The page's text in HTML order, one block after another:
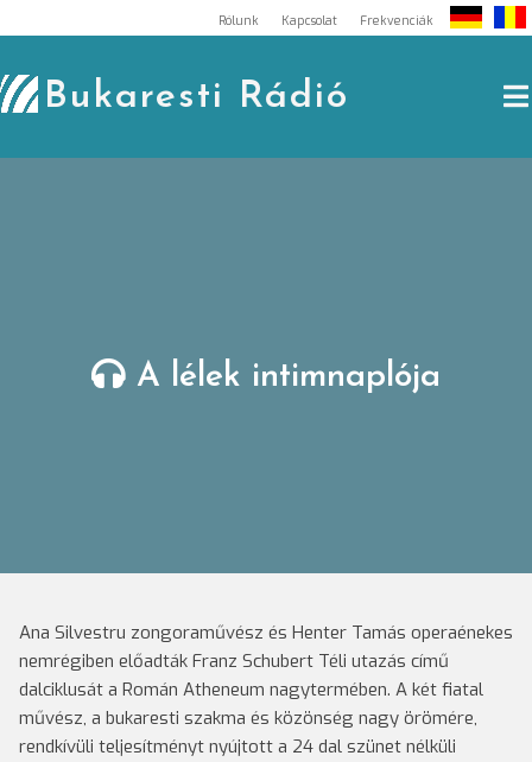
to
content
Rólunk Kapcsolat Frekvenciák
Bukaresti Rádió
A lélek intimnaplója
Ana Silvestru zongoraművész és Henter Tamás operaénekes
nemrégiben előadták Franz Schubert Téli utazás című
dalciklusát a Román Atheneum nagytermében. A két fiatal
művész, a bukaresti szakma és közönség nagy örömére,
rendkívüli teljesítményt nyújtott a 24 dal szünet nélküli